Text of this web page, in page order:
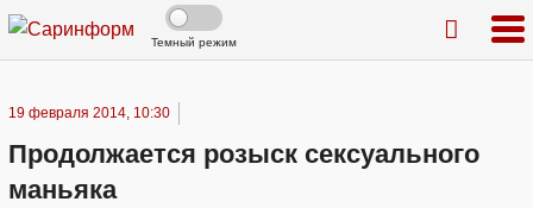
Темный режим
19 февраля 2014, 10:30
Продолжается розыск сексуального
маньяка